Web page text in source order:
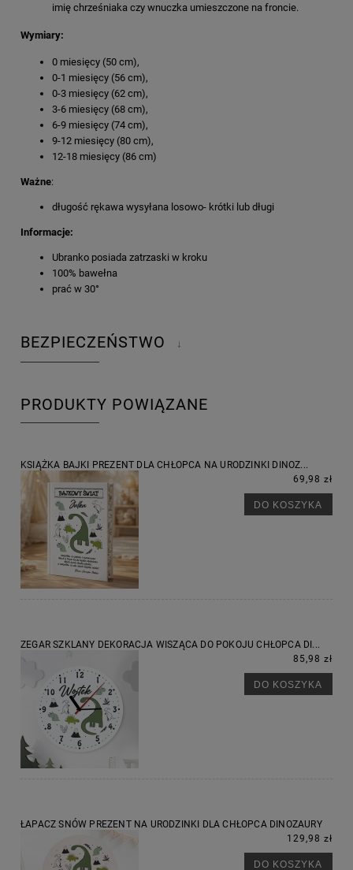
imię chrześniaka czy wnuczka umieszczone na froncie.
Wymiary:
0 miesięcy (50 cm),
0-1 miesięcy (56 cm),
0-3 miesięcy (62 cm),
3-6 miesięcy (68 cm),
6-9 miesięcy (74 cm),
9-12 miesięcy (80 cm),
12-18 miesięcy (86 cm)
Ważne:
długość rękawa wysyłana losowo- krótki lub długi
Informacje:
Ubranko posiada zatrzaski w kroku
100% bawełna
prać w 30°
BEZPIECZEŃSTWO ↓
PRODUKTY POWIĄZANE
KSIĄŻKA BAJKI PREZENT DLA CHŁOPCA NA URODZINKI DINOZ...
69,98 zł
DO KOSZYKA
ZEGAR SZKLANY DEKORACJA WISZĄCA DO POKOJU CHŁOPCA DI...
85,98 zł
DO KOSZYKA
ŁAPACZ SNÓW PREZENT NA URODZINKI DLA CHŁOPCA DINOZAURY
129,98 zł
DO KOSZYKA